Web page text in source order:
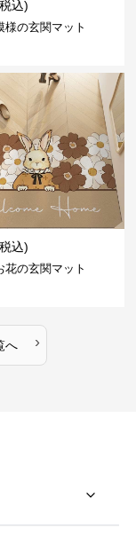
込)
様の玄関マット
込)
花の玄関マット
へ ›